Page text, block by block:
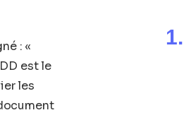
: «
est le
les